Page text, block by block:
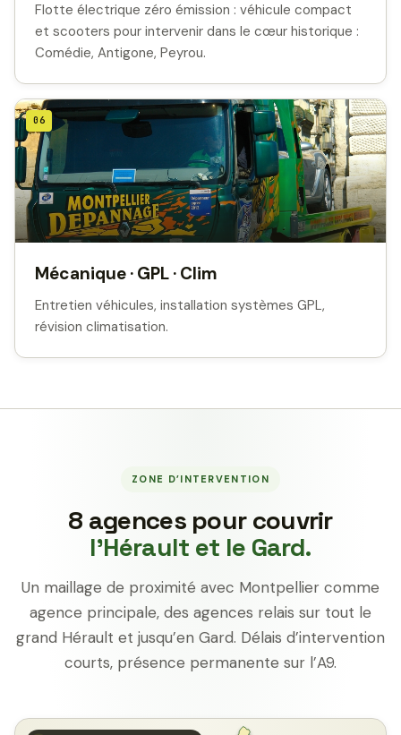
Flotte électrique zéro émission : véhicule compact
et scooters pour intervenir dans le cœur historique :
Comédie, Antigone, Peyrou.
06
Mécanique · GPL · Clim
Entretien véhicules, installation systèmes GPL,
révision climatisation.
ZONE D’INTERVENTION
8 agences pour couvrir
l’Hérault et le Gard.
Un maillage de proximité avec Montpellier comme
agence principale, des agences relais sur tout le
grand Hérault et jusqu’en Gard. Délais d’intervention
courts, présence permanente sur l’A9.